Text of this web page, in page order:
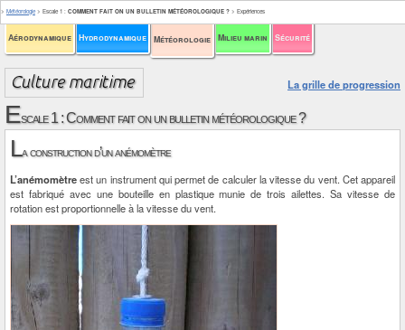
Aérodynamique Hydrodynamique Météorologie Milieu marin Sécurité
> Météorologie > Escale 1 : COMMENT FAIT ON UN BULLETIN MÉTÉOROLOGIQUE ? > Expériences
La grille de progression
Escale 1 : Comment fait on un bulletin météorologique ?
La construction d’un anémomètre
L’anémomètreest un instrument qui permet de calculer la vitesse du vent. Cet appareil
est fabriqué avec une bouteille en plastique munie de trois ailettes. Sa vitesse de
rotation est proportionnelle à la vitesse du vent.